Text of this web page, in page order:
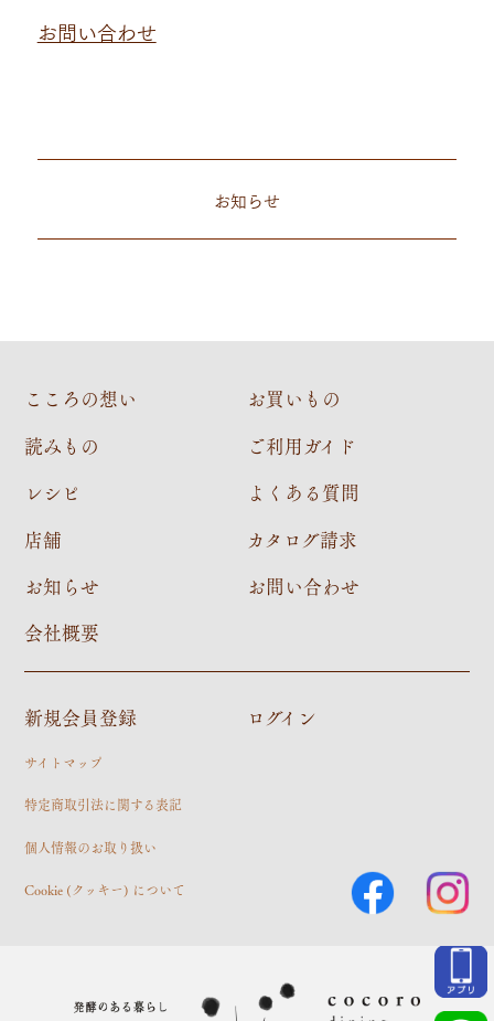
お問い合わせ
お知らせ
こころの想い
読みもの
レシピ
店舗
お知らせ
会社概要
お買いもの
ご利用ガイド
よくある質問
カタログ請求
お問い合わせ
新規会員登録 ログイン
サイトマップ
特定商取引法に関する表記
個人情報のお取り扱い
Cookie (クッキー) について